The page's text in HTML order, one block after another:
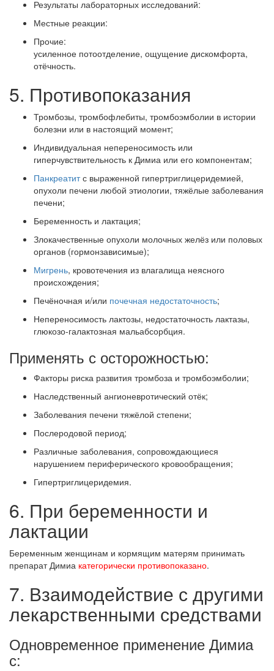
Результаты лабораторных исследований:
Местные реакции:
Прочие:
усиленное потоотделение, ощущение дискомфорта,
отёчность.
5. Противопоказания
Тромбозы, тромбофлебиты, тромбоэмболии в истории
болезни или в настоящий момент;
Индивидуальная непереносимость или
гиперчувствительность к Димиа или его компонентам;
Панкреатитс выраженной гипертриглицеридемией,
опухоли печени любой этиологии, тяжёлые заболевания
печени;
Беременность и лактация;
Злокачественные опухоли молочных желёз или половых
органов (гормонзависимые);
Мигрень, кровотечения из влагалища неясного
происхождения;
Печёночная и/или почечная недостаточность;
Непереносимость лактозы, недостаточность лактазы,
глюкозо-галактозная мальабсорбция.
Применять с осторожностью:
Факторы риска развития тромбоза и тромбоэмболии;
Наследственный ангионевротический отёк;
Заболевания печени тяжёлой степени;
Послеродовой период;
Различные заболевания, сопровождающиеся
нарушением периферического кровообращения;
Гипертриглицеридемия.
6. При беременности и
лактации
Беременным женщинам и кормящим матерям принимать
препарат Димиа категорически противопоказано.
7. Взаимодействие с другими
лекарственными средствами
Одновременное применение Димиа
с: